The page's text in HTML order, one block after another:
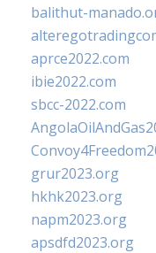
balithut-
aprce2022.com
ibie2022.com
sbcc-2022.com
grur2023.org
hkhk2023.org
napm2023.org
apsdfd2023.org